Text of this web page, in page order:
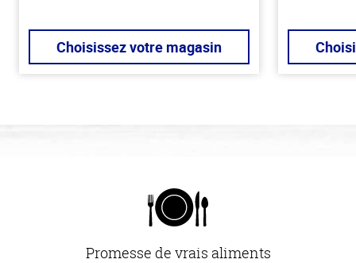
Choisissez votre magasin
Promesse de vrais aliments